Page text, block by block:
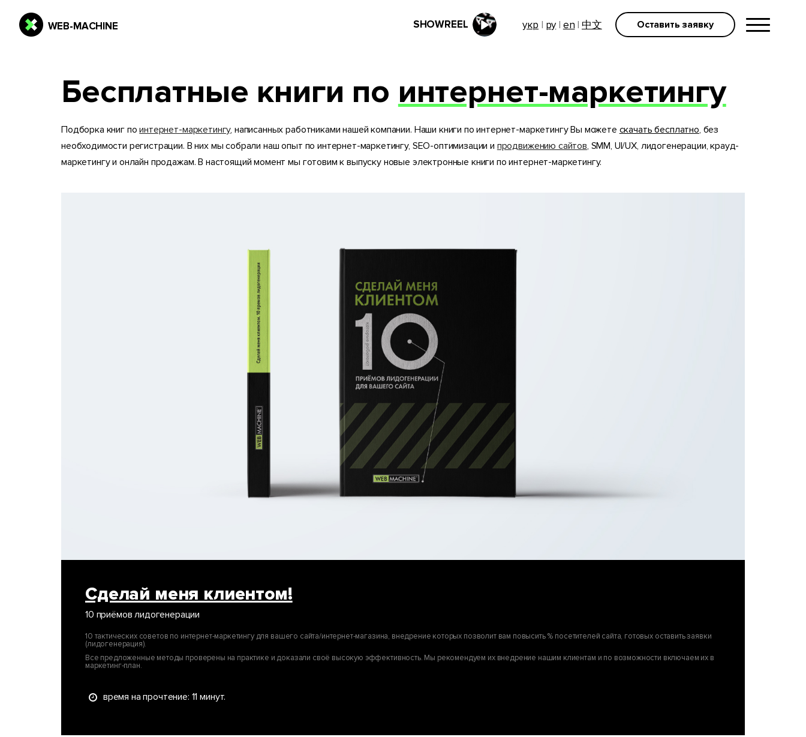
SHOWREEL укр | ру| en | 中文 Оставить заявку
Бесплатные книги по интернет-маркетингу
Подборка книг поинтернет-маркетингу, написанных работниками нашей компании. Наши книги по интернет-маркетингу Вы можете скачать бесплатно, без
необходимости регистрации. В них мы собрали наш опыт по интернет-маркетингу, SEO-оптимизации и продвижению сайтов, SMM, UI/UX, лидогенерации, крауд-
маркетингу и онлайн продажам. В настоящий момент мы готовим к выпуску новые электронные книги по интернет-маркетингу.
Сделай меня клиентом!
10 приёмов лидогенерации
10 тактических советов по интернет-маркетингу для вашего сайта/интернет-магазина, внедрение которых позволит вам повысить % посетителей сайта, готовых оставить заявки
(лидогенерация).
Все предложенные методы проверены на практике и доказали своё высокую эффективность. Мы рекомендуем их внедрение нашим клиентам и по возможности включаем их в
маркетинг-план.
время на прочтение: 11 минут.